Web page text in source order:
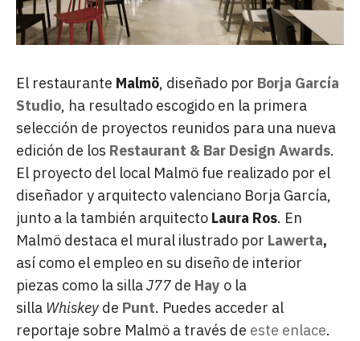
El restaurante Malmö, diseñado por Borja García
Studio, ha resultado escogido en la primera
selección de proyectos reunidos para una nueva
edición de los Restaurant & Bar Design Awards.
El proyecto del local Malmö fue realizado por el
diseñador y arquitecto valenciano Borja García,
junto a la también arquitecto Laura Ros. En
Malmö destaca el mural ilustrado por Lawerta,
así como el empleo en su diseño de interior
piezas como la sillaJ77 de Hay o la
silla Whiskeyde Punt. Puedes acceder al
reportaje sobre Malmö a través de este enlace.